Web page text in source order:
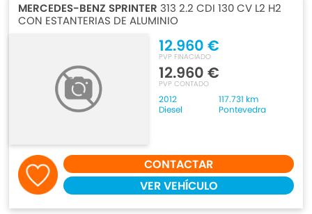
MERCEDES-BENZ SPRINTER 313 2.2 CDI 130 CV L2 H2
CON ESTANTERIAS DE ALUMINIO
12.960 €
PVP FINACIADO
12.960 €
PVP CONTADO
2012
117.731 km
Diesel
Pontevedra
CONTACTAR
VER VEHÍCULO